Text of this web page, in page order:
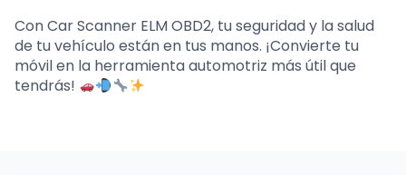
Con Car Scanner ELM OBD2, tu seguridad y la salud
de tu vehículo están en tus manos. ¡Convierte tu
móvil en la herramienta automotriz más útil que
tendrás!